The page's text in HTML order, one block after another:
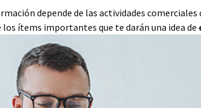
depende de las actividades
los ítems importantes que te darán una idea de